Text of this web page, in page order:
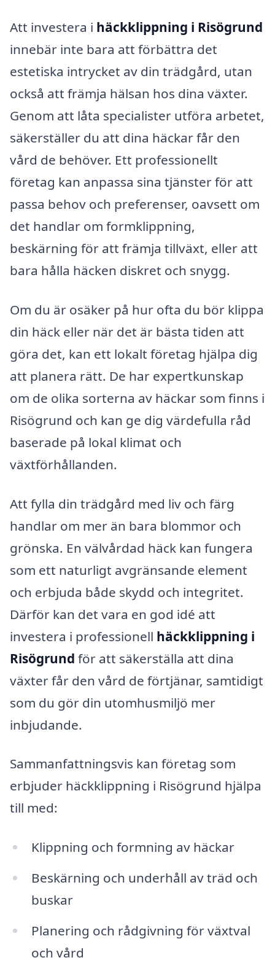
Att investera i häckklippning i Risögrund
innebär inte bara att förbättra det
estetiska intrycket av din trädgård, utan
också att främja hälsan hos dina växter.
Genom att låta specialister utföra arbetet,
säkerställer du att dina häckar får den
vård de behöver. Ett professionellt
företag kan anpassa sina tjänster för att
passa behov och preferenser, oavsett om
det handlar om formklippning,
beskärning för att främja tillväxt, eller att
bara hålla häcken diskret och snygg.
Om du är osäker på hur ofta du bör klippa
din häck eller när det är bästa tiden att
göra det, kan ett lokalt företag hjälpa dig
att planera rätt. De har expertkunskap
om de olika sorterna av häckar som finns i
Risögrund och kan ge dig värdefulla råd
baserade på lokal klimat och
växtförhållanden.
Att fylla din trädgård med liv och färg
handlar om mer än bara blommor och
grönska. En välvårdad häck kan fungera
som ett naturligt avgränsande element
och erbjuda både skydd och integritet.
Därför kan det vara en god idé att
investera i professionell häckklippning i
Risögrund för att säkerställa att dina
växter får den vård de förtjänar, samtidigt
som du gör din utomhusmiljö mer
inbjudande.
Sammanfattningsvis kan företag som
erbjuder häckklippning i Risögrund hjälpa
till med:
Klippning och formning av häckar
Beskärning och underhåll av träd och
buskar
Planering och rådgivning för växtval
och vård